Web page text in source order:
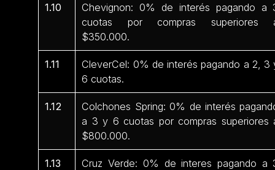
1.10
Chevignon: 0% de interés pagando a
cuotas por compras superiores
$350.000.
1.11
CleverCel: 0% de interés pagando a 2, 3
6 cuotas.
1.12
Colchones Spring: 0% de interés
a 3 y 6 cuotas por compras superiores
$800.000.
1.13
Cruz Verde: 0% de interes pagando a